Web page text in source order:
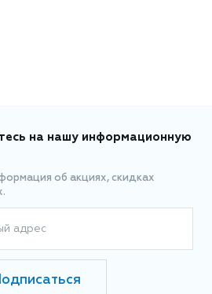
на нашу информационную
об акциях, скидках
адрес